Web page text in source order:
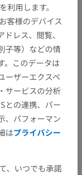
位構造がありま
用します。
客様のデバイス
レス、閲覧、
子等）などの情
。このデータは
ーザーエクスペ
サービスの分析
との連携、パー
、パフォーマン
はプライバシー
、いつでも承諾